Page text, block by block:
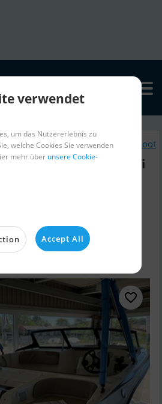
Ähnliche Motorboot
Med Mercury F60 Efi
Verkaufen
verwendet
um das Nutzererlebnis zu
welche Cookies Sie verwenden
mehr über unsere Cookie-
Accept All